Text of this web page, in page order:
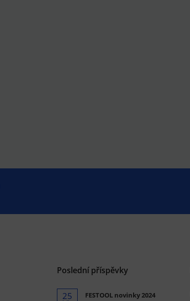
Poslední příspěvky
25
FESTOOL novinky 2024